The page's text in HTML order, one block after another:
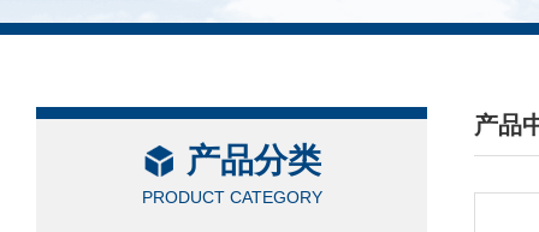
产品分类
PRODUCT CATEGORY
产品
/